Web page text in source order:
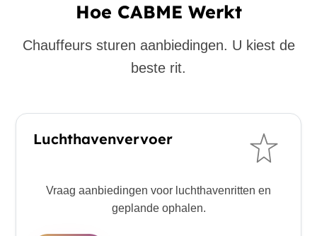
Hoe CABME Werkt
Chauffeurs sturen aanbiedingen. U kiest de
beste rit.
Luchthavenvervoer
Vraag aanbiedingen voor luchthavenritten en
geplande ophalen.